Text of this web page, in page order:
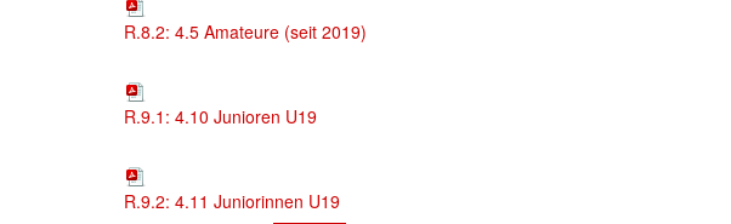
R.8.2: 4.5 Amateure (seit 2019)
R.9.1: 4.10 Junioren U19
R.9.2: 4.11 Juniorinnen U19